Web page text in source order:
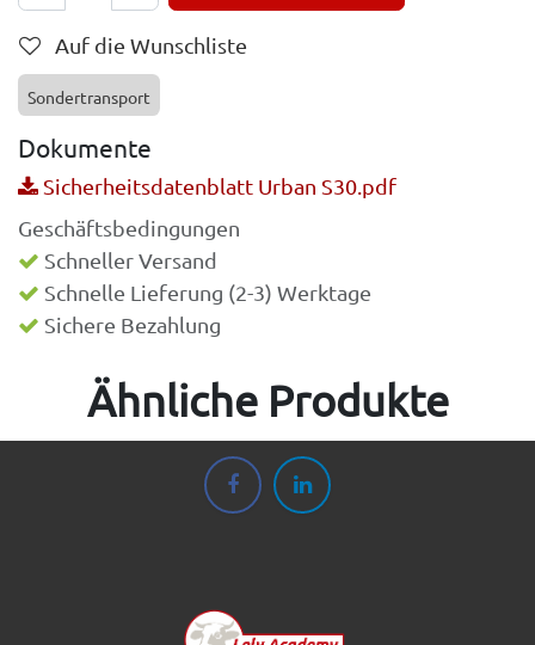
Auf die Wunschliste
Sondertransport
Dokumente
Sicherheitsdatenblatt Urban S30.pdf
Geschäftsbedingungen
Schneller Versand
Schnelle Lieferung (2-3) Werktage
Sichere Bezahlung
Ähnliche Produkte